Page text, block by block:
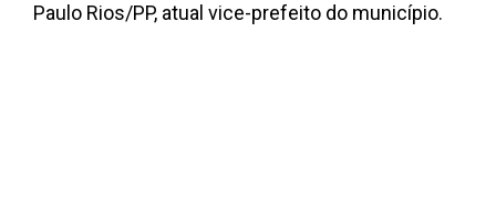
Paulo Rios/PP, atual vice-prefeito do município.